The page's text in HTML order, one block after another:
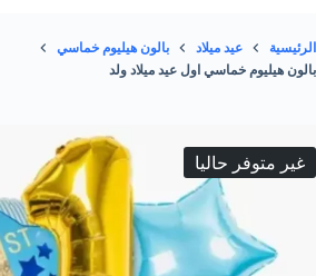
الرئيسية عيد ميلاد
بالون هيليوم خماسي
بالون هيليوم خماسي اول عيد ميلاد ولد
غير متوفر حاليا